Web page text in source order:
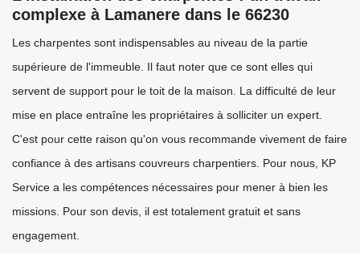
complexe à Lamanere dans le 66230
Les charpentes sont indispensables au niveau de la partie
supérieure de l'immeuble. Il faut noter que ce sont elles qui
servent de support pour le toit de la maison. La difficulté de leur
mise en place entraîne les propriétaires à solliciter un expert.
C'est pour cette raison qu'on vous recommande vivement de faire
confiance à des artisans couvreurs charpentiers. Pour nous, KP
Service a les compétences nécessaires pour mener à bien les
missions. Pour son devis, il est totalement gratuit et sans
engagement.